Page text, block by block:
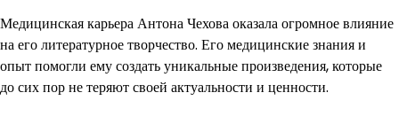
Медицинская карьера Антона Чехова оказала огромное влияние
на его литературное творчество. Его медицинские знания и
опыт помогли ему создать уникальные произведения, которые
до сих пор не теряют своей актуальности и ценности.